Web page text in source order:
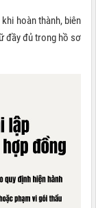
khi hoàn thành, biên
đầy đủ trong hồ sơ